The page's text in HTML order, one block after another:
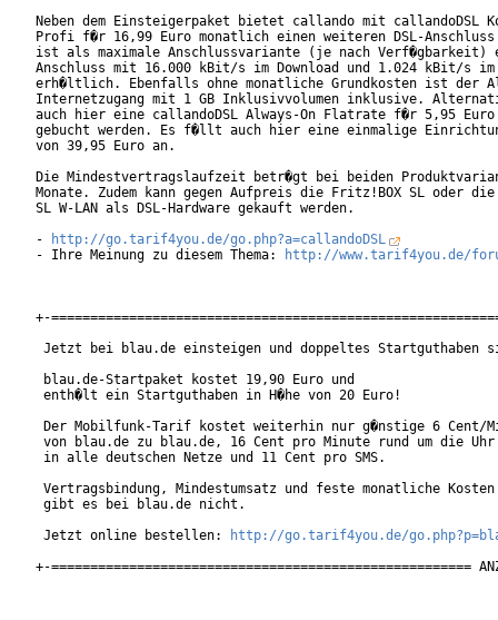
Neben dem Einsteigerpaket bietet callando mit callandoDSL
Profi f�r 16,99 Euro monatlich einen weiteren DSL-
ist als maximale Anschlussvariante (je nach Verf�gbarkeit)
Anschluss mit 16.000 kBit/s im Download und 1.024 kBit/s im
erh�ltlich. Ebenfalls ohne monatliche Grundkosten ist der
Internetzugang mit 1 GB Inklusivvolumen inklusive.
auch hier eine callandoDSL Always-On Flatrate f�r 5,95
gebucht werden. Es f�llt auch hier eine einmalige
von 39,95 Euro an.
Die Mindestvertragslaufzeit betr�gt bei beiden
Monate. Zudem kann gegen Aufpreis die Fritz!BOX SL oder die
SL W-LAN als DSL-Hardware gekauft werden.
-
http://go.tarif4you.de/go.php?a=callandoDSL
- Ihre Meinung zu diesem Thema:
http://www.tarif4you.de/
+-
Jetzt bei blau.de einsteigen und doppeltes Startguthaben
blau.de-Startpaket kostet 19,90 Euro und
enth�lt ein Startguthaben in H�he von 20 Euro!
Der Mobilfunk-Tarif kostet weiterhin nur g�nstige 6 Cent/
von blau.de zu blau.de, 16 Cent pro Minute rund um die Uhr
in alle deutschen Netze und 11 Cent pro SMS.
Vertragsbindung, Mindestumsatz und feste monatliche Kosten
gibt es bei blau.de nicht.
Jetzt online bestellen:
http://go.tarif4you.de/
+-======================================================